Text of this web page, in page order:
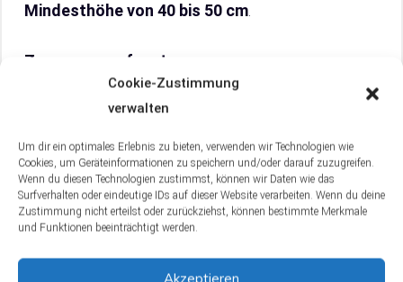
Cookie-Zustimmung
verwalten
Um dir ein optimales Erlebnis zu bieten, verwenden wir Technologien wie
Cookies, um Geräteinformationen zu speichern und/oder darauf zuzugreifen.
Wenn du diesen Technologien zustimmst, können wir Daten wie das
Surfverhalten oder eindeutige IDs auf dieser Website verarbeiten. Wenn du deine
Zustimmung nicht erteilst oder zurückziehst, können bestimmte Merkmale
und Funktionen beeinträchtigt werden.
Akzeptieren
Mindesthöhe von 40 bis 50 cm
Zusammengefasst
Mindestvolumen
Mindesthöhe : 40 bis 50 cm
So sicherst du deinen Turboschnecken genügend
Raum für ein artgerechtes Leben.